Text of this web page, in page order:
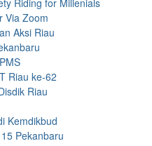
Riding for Millenials
Via Zoom
Aksi Riau
Riau ke-62
Riau
Kemdikbud
Pekanbaru